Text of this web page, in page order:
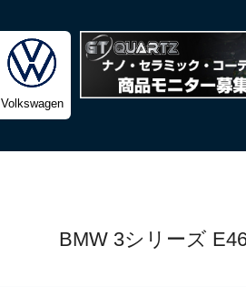
Volkswagen
検
BMW 3シリーズ